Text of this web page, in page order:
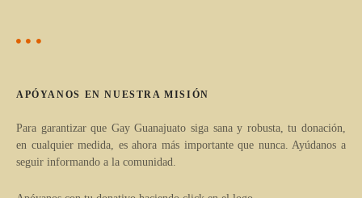
e
n
t
r
t
í
c
APÓYANOS EN NUESTRA MISIÓN
Para garantizar que Gay Guanajuato siga sana y robusta, tu donación,
en cualquier medida, es ahora más importante que nunca. Ayúdanos a
seguir informando a la comunidad.